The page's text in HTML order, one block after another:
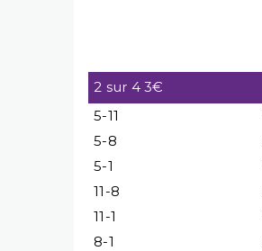
2 sur 4 3€
5-11
5-8
5-1
11-8
11-1
8-1